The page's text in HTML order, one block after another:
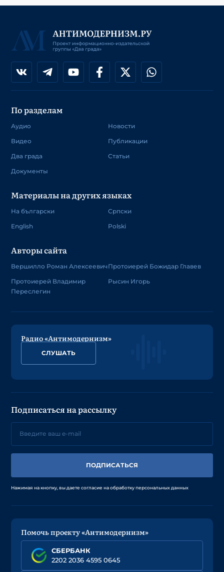
По разделам
Аудио
Видео
Два града
Документы
Новости
Публикации
Статьи
Материалы на других языках
На български
English
Српски
Polski
Авторы сайта
Вершилло Роман Алексеевич
Протоиерей Владимир
Переслегин
Протоиерей Божидар Главев
Рысин Игорь
Радио «Антимодернизм»
СЛУШАТЬ
Подписаться на рассылку
ПОДПИСАТЬСЯ
Нажимая на кнопку, вы даете согласие на обработку персональных данных
Помочь проекту «Антимодернизм»
СБЕРБАНК
2202 2036 4595 0645